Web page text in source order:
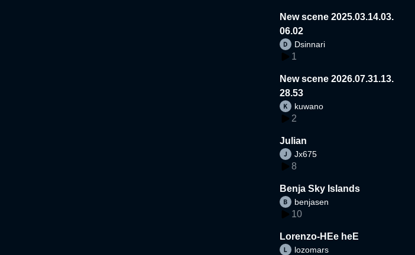
New scene 2025.03.14.03.
06.02
Dsinnari
1
New scene 2026.07.31.13.
28.53
kuwano
2
Julian
Jx675
8
Benja Sky Islands
benjasen
10
Lorenzo-HEe heE
lozomars